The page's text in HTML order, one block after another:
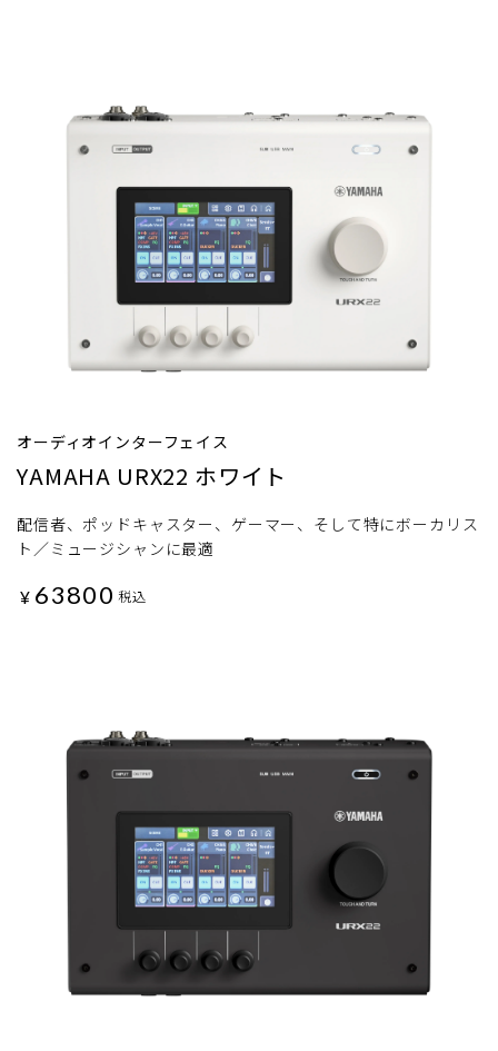
オーディオインターフェイス
YAMAHA URX22 ホワイト
配信者、ポッドキャスター、ゲーマー、そして特にボーカリス
ト／ミュージシャンに最適
¥ 63800 税込